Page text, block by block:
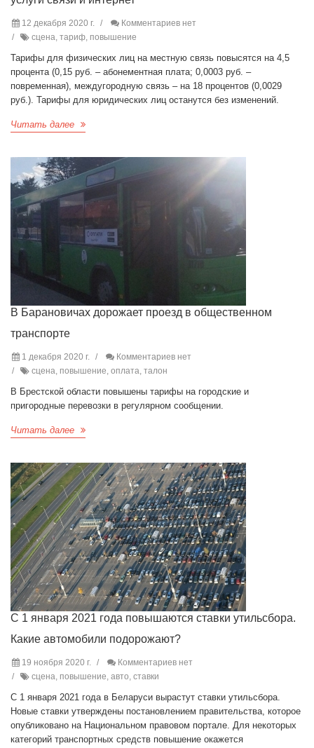
12 декабря 2020 г.
Комментариев нет
сцена, тариф, повышение
Тарифы для физических лиц на местную связь повысятся на 4,5
процента (0,15 руб. – абонементная плата; 0,0003 руб. –
повременная), междугородную связь – на 18 процентов (0,0029
руб.). Тарифы для юридических лиц останутся без изменений.
Читать далее
В Барановичах дорожает проезд в общественном
транспорте
1 декабря 2020 г.
Комментариев нет
сцена, повышение, оплата, талон
В Брестской области повышены тарифы на городские и
пригородные перевозки в регулярном сообщении.
Читать далее
С 1 января 2021 года повышаются ставки утильсбора.
Какие автомобили подорожают?
19 ноября 2020 г.
Комментариев нет
сцена, повышение, авто, ставки
С 1 января 2021 года в Беларуси вырастут ставки утильсбора.
Новые ставки утверждены постановлением правительства, которое
опубликовано на Национальном правовом портале. Для некоторых
категорий транспортных средств повышение окажется